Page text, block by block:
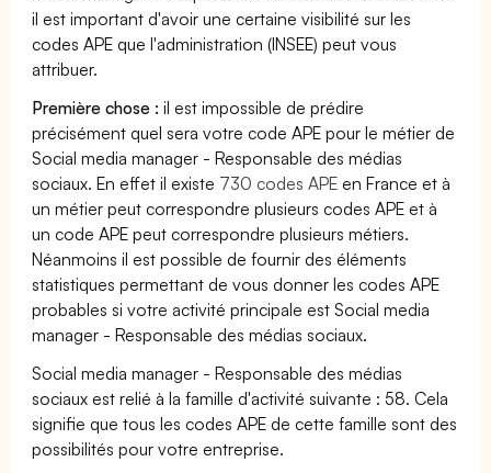
il est important d'avoir une certaine visibilité sur les
codes APE que l'administration (INSEE) peut vous
attribuer.
Première chose : il est impossible de prédire
précisément quel sera votre code APE pour le métier de
Social media manager - Responsable des médias
sociaux. En effet il existe 730 codes APE en France et à
un métier peut correspondre plusieurs codes APE et à
un code APE peut correspondre plusieurs métiers.
Néanmoins il est possible de fournir des éléments
statistiques permettant de vous donner les codes APE
probables si votre activité principale est Social media
manager - Responsable des médias sociaux.
Social media manager - Responsable des médias
sociaux est relié à la famille d'activité suivante : 58. Cela
signifie que tous les codes APE de cette famille sont des
possibilités pour votre entreprise.